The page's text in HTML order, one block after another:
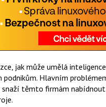
jak může umělá
Hlavním
snaží těmto firmám